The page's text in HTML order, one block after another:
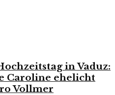
in Vaduz:
Caroline ehelicht
Vollmer